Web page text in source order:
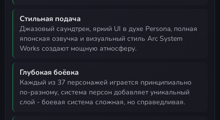
Стильная подача
джазовый саундтрек, яркий UI в духе Persona, полная
японская озвучка и визуальный стиль Arc System
Works создают мощную атмосферу.
Глубокая боёвка
каждый из 37 персонажей играется принципиально
по-разному, система персон добавляет уникальный
слой - боевая система сложная, но справедливая.